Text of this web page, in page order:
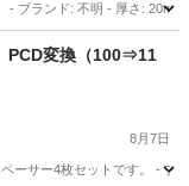
ブランド: 不明 - 厚さ:
PCD変換（100⇒11
8月7日
ーサー4枚セットです。 - ブ